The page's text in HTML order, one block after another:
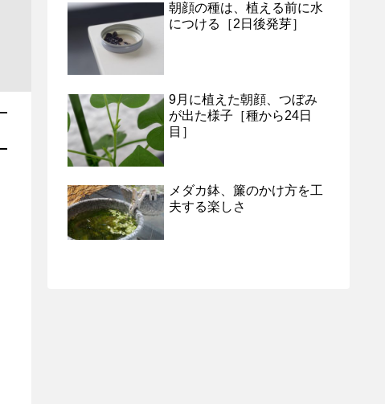
朝顔の種は、植える前に水
につける［2日後発芽］
9月に植えた朝顔、つぼみ
が出た様子［種から24日
目］
メダカ鉢、簾のかけ方を工
夫する楽しさ